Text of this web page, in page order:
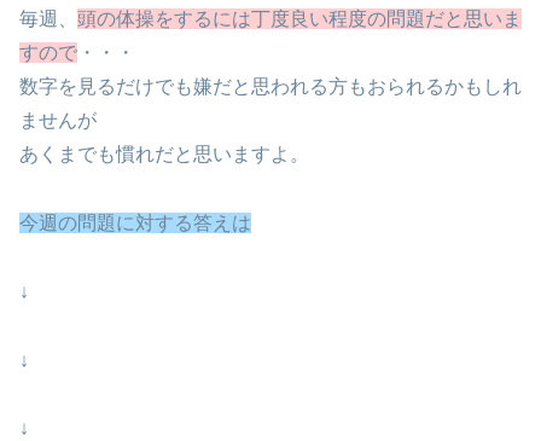
毎週、 頭の体操をするには丁度良い程度の問題だと思いま
すので ・・・
数字を見るだけでも嫌だと思われる方もおられるかもしれ
ませんが
あくまでも慣れだと思いますよ。
今週の問題に対する答えは
↓
↓
↓